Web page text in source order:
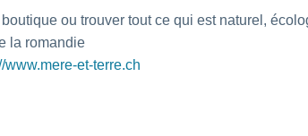
ou trouver tout ce qui est naturel,
la romandie
www.mere-et-terre.ch